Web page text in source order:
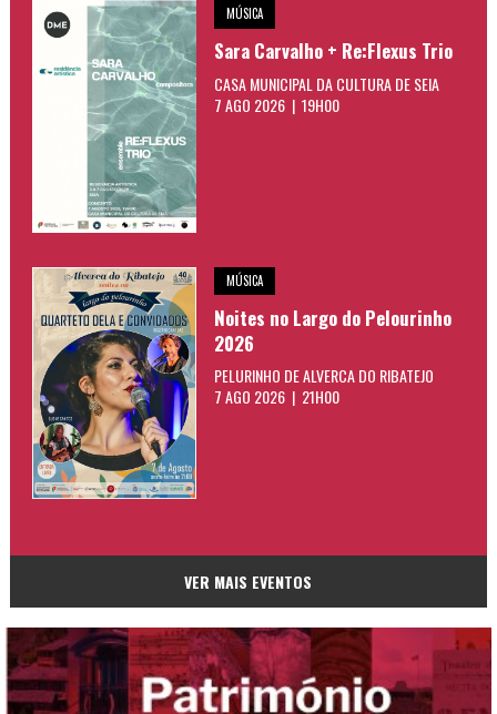
MÚSICA
Sara Carvalho + Re:Flexus Trio
CASA MUNICIPAL DA CULTURA DE SEIA
7 AGO 2026 | 19H00
MÚSICA
Noites no Largo do Pelourinho
2026
PELURINHO DE ALVERCA DO RIBATEJO
7 AGO 2026 | 21H00
VER MAIS EVENTOS